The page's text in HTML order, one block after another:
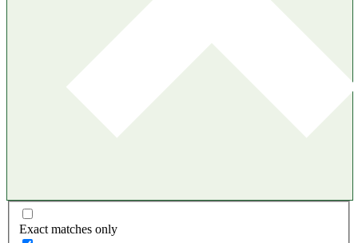
Exact matches only